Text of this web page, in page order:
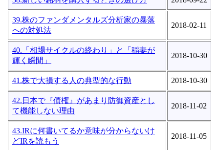
39.株のファンダメンタルズ分析家の暴落
への対処法
2018-02-11
40.「相場サイクルの終わり」と「稲妻が
輝く瞬間」
2018-10-30
41.株で大損する人の典型的な行動 2018-10-30
42.日本で『債権』があまり防御資産とし
て機能しない理由
2018-11-02
43.IRに何書いてるか意味が分からないけ
どIRを読もう
2018-11-05